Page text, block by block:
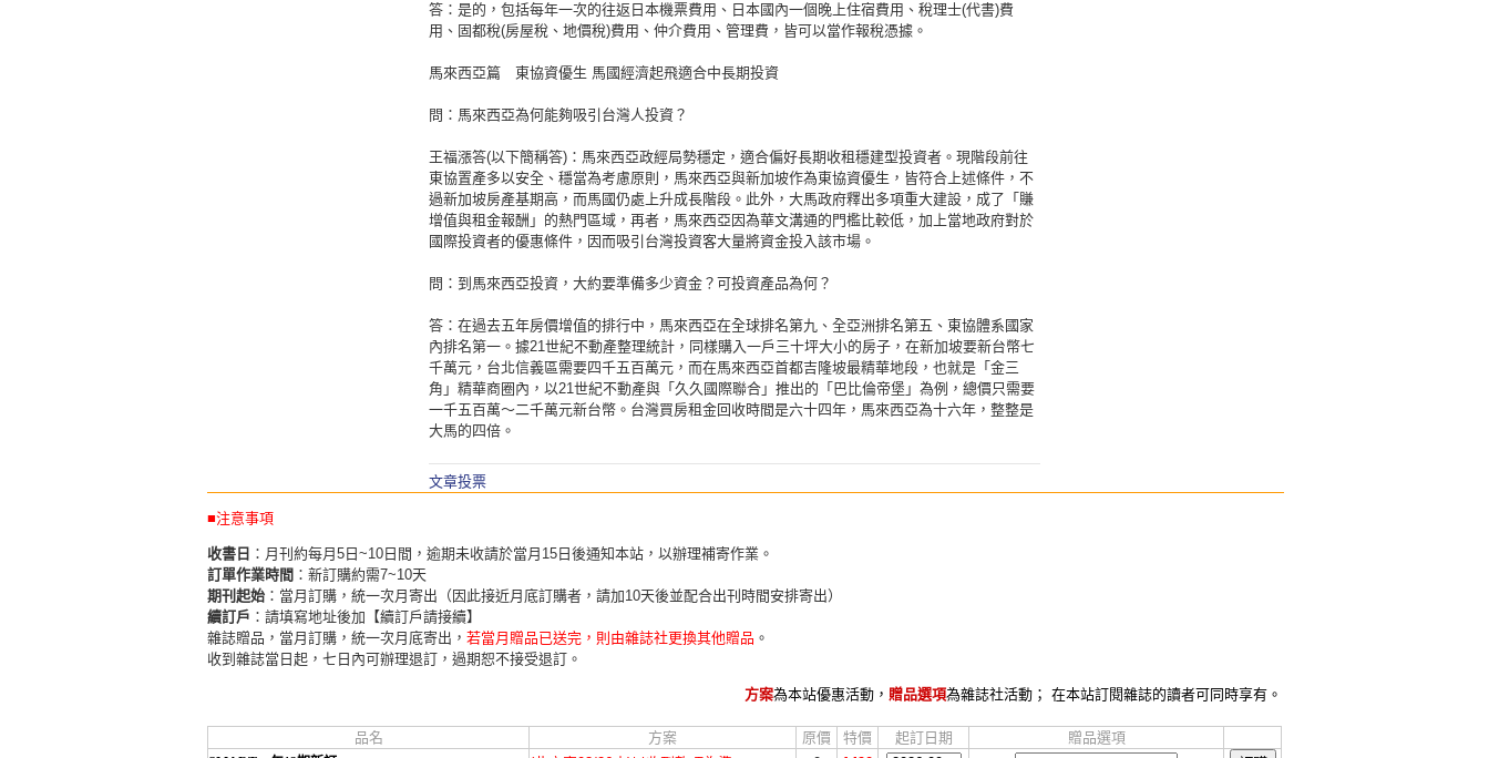
答：是的，包括每年一次的往返日本機票費用、日本國內一個晚上住宿費用、稅理士(代書)費
用、固都稅(房屋稅、地價稅)費用、仲介費用、管理費，皆可以當作報稅憑據。
馬來西亞篇 東協資優生 馬國經濟起飛適合中長期投資
問：馬來西亞為何能夠吸引台灣人投資？
王福漲答(以下簡稱答)：馬來西亞政經局勢穩定，適合偏好長期收租穩建型投資者。現階段前往
東協置產多以安全、穩當為考慮原則，馬來西亞與新加坡作為東協資優生，皆符合上述條件，不
過新加坡房產基期高，而馬國仍處上升成長階段。此外，大馬政府釋出多項重大建設，成了「賺
增值與租金報酬」的熱門區域，再者，馬來西亞因為華文溝通的門檻比較低，加上當地政府對於
國際投資者的優惠條件，因而吸引台灣投資客大量將資金投入該市場。
問：到馬來西亞投資，大約要準備多少資金？可投資產品為何？
答：在過去五年房價增值的排行中，馬來西亞在全球排名第九、全亞洲排名第五、東協體系國家
內排名第一。據21世紀不動產整理統計，同樣購入一戶三十坪大小的房子，在新加坡要新台幣七
千萬元，台北信義區需要四千五百萬元，而在馬來西亞首都吉隆坡最精華地段，也就是「金三
角」精華商圈內，以21世紀不動產與「久久國際聯合」推出的「巴比倫帝堡」為例，總價只需要
一千五百萬～二千萬元新台幣。台灣買房租金回收時間是六十四年，馬來西亞為十六年，整整是
大馬的四倍。
文章投票
■注意事項
收書日 ：月刊約每月5日~10日間，逾期未收請於當月15日後通知本站，以辦理補寄作業。
訂單作業時間 ：新訂購約需7~10天
期刊起始 ：當月訂購，統一次月寄出（因此接近月底訂購者，請加10天後並配合出刊時間安排寄出）
續訂戶 ：請填寫地址後加【續訂戶請接續】
雜誌贈品，當月訂購，統一次月底寄出， 若當月贈品已送完，則由雜誌社更換其他贈品 。
收到雜誌當日起，七日內可辦理退訂，過期恕不接受退訂。
方案為本站優惠活動， 贈品選項為雜誌社活動； 在本站訂閱雜誌的讀者可同時享有。
品名 方案 原價 特價 起訂日期 贈品選項